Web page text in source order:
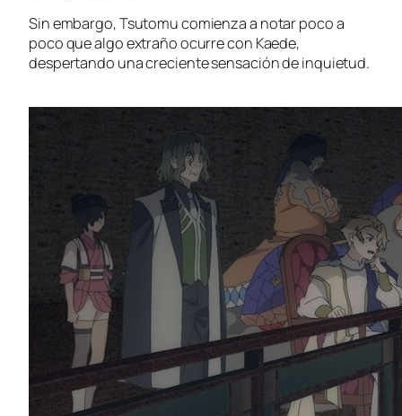
Sin embargo, Tsutomu comienza a notar poco a
poco que algo extraño ocurre con Kaede,
despertando una creciente sensación de inquietud.